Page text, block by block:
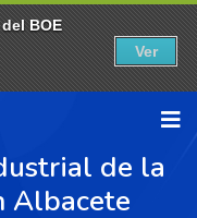
de la
Albacete
BOE
Ver